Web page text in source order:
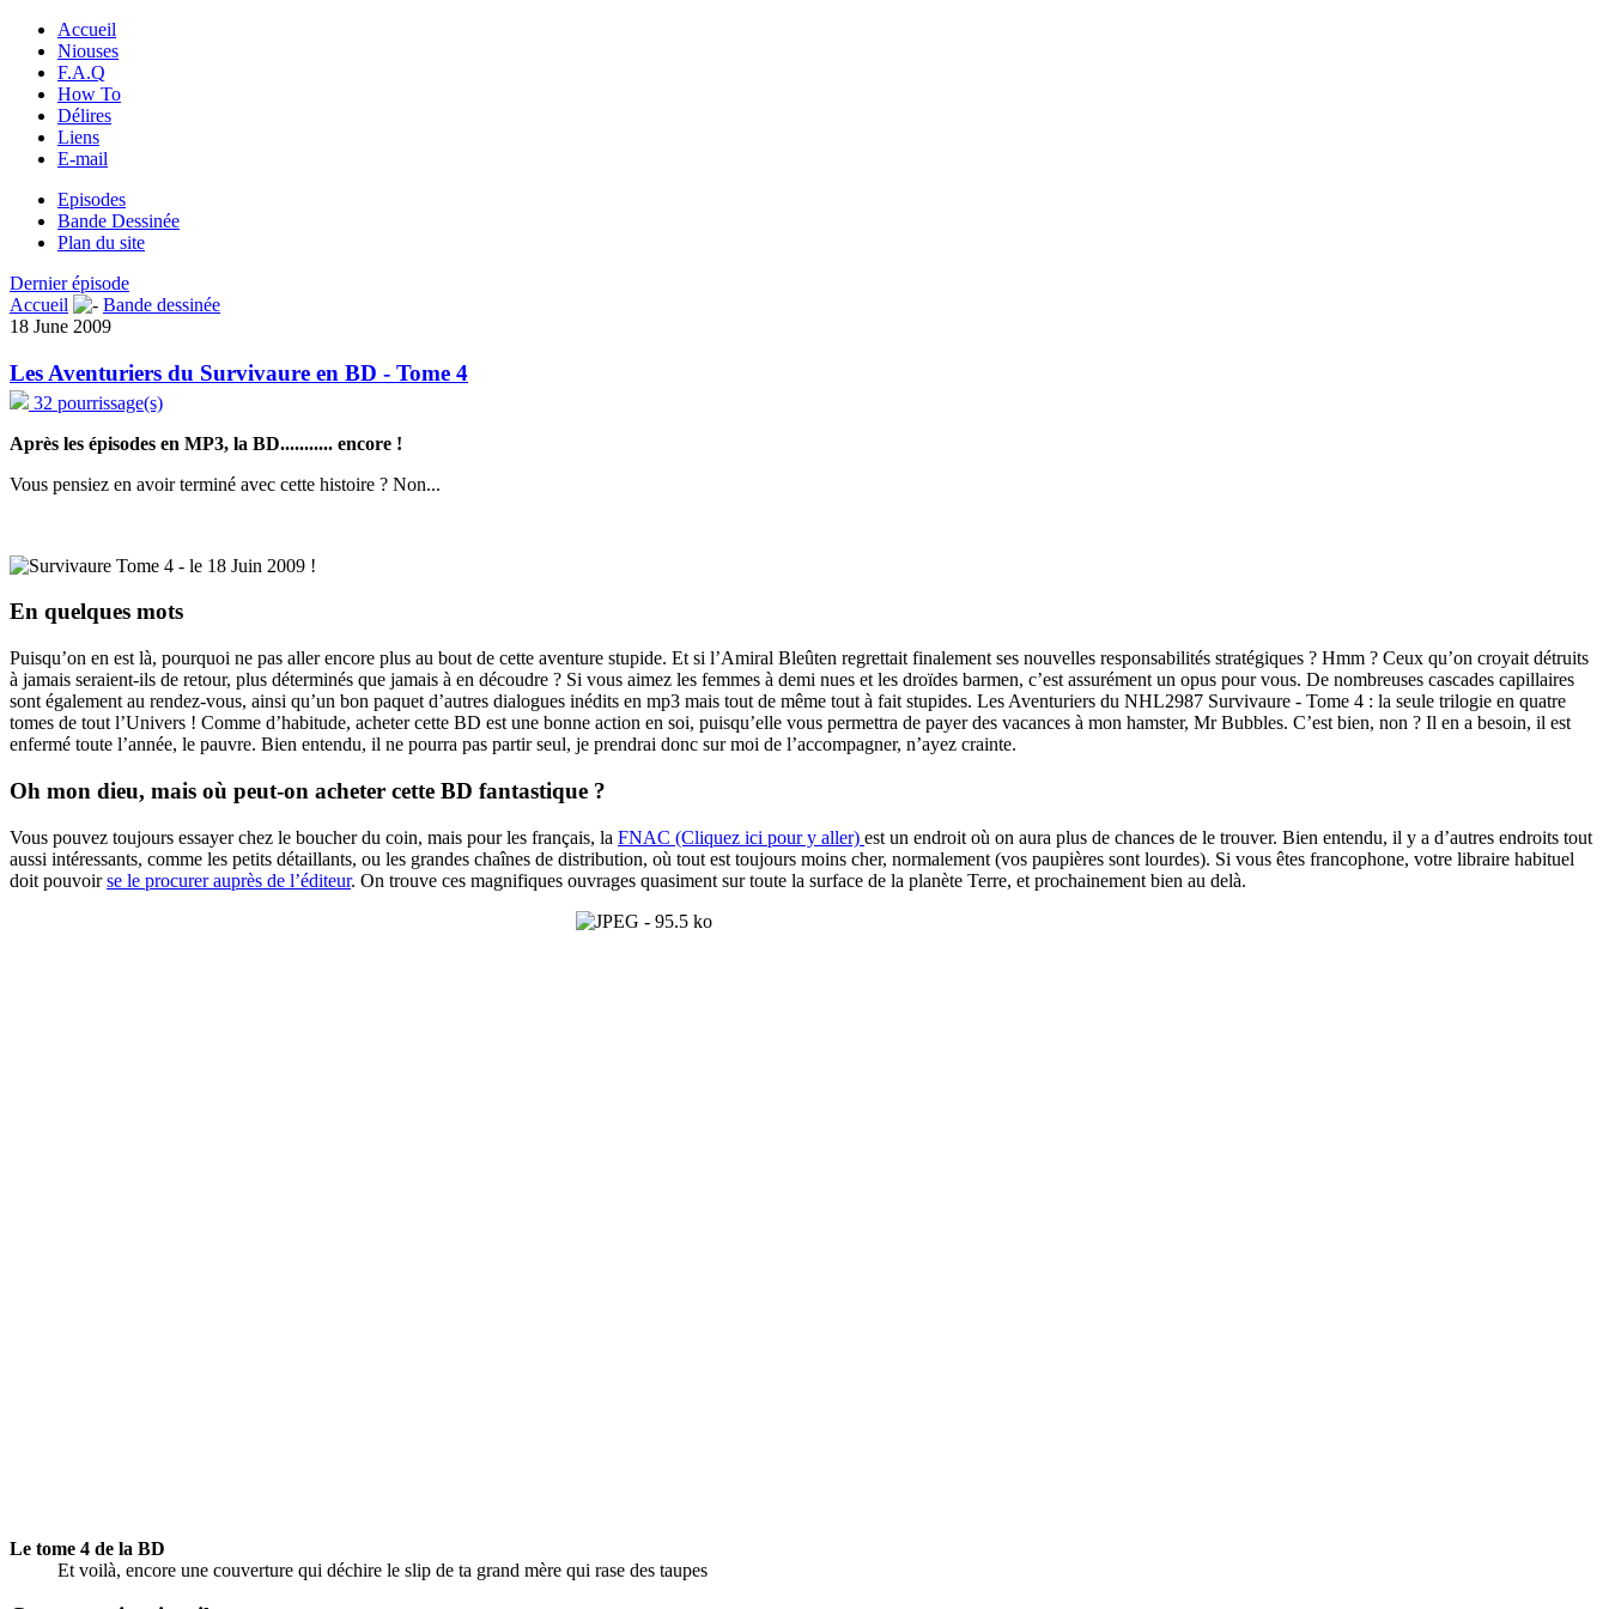
Accueil
Niouses
F.A.Q
How To
Délires
Liens
E-mail
Episodes
Bande Dessinée
Plan du site
Dernier épisode
Accueil
Bande dessinée
18 June 2009
Les Aventuriers du Survivaure en BD - Tome 4
32 pourrissage(s)
Après les épisodes en MP3, la BD........... encore !
Vous pensiez en avoir terminé avec cette histoire ? Non...
En quelques mots
Puisqu’on en est là, pourquoi ne pas aller encore plus au bout de cette aventure stupide. Et si l’Amiral Bleûten regrettait finalement ses nouvelles responsabilités stratégiques ? Hmm ? Ceux qu’on croyait détruits
à jamais seraient-ils de retour, plus déterminés que jamais à en découdre ? Si vous aimez les femmes à demi nues et les droïdes barmen, c’est assurément un opus pour vous. De nombreuses cascades capillaires
sont également au rendez-vous, ainsi qu’un bon paquet d’autres dialogues inédits en mp3 mais tout de même tout à fait stupides. Les Aventuriers du NHL2987 Survivaure - Tome 4 : la seule trilogie en quatre
tomes de tout l’Univers ! Comme d’habitude, acheter cette BD est une bonne action en soi, puisqu’elle vous permettra de payer des vacances à mon hamster, Mr Bubbles. C’est bien, non ? Il en a besoin, il est
enfermé toute l’année, le pauvre. Bien entendu, il ne pourra pas partir seul, je prendrai donc sur moi de l’accompagner, n’ayez crainte.
Oh mon dieu, mais où peut-on acheter cette BD fantastique ?
Vous pouvez toujours essayer chez le boucher du coin, mais pour les français, la FNAC (Cliquez ici pour y aller) est un endroit où on aura plus de chances de le trouver. Bien entendu, il y a d’autres endroits tout
aussi intéressants, comme les petits détaillants, ou les grandes chaînes de distribution, où tout est toujours moins cher, normalement (vos paupières sont lourdes). Si vous êtes francophone, votre libraire habituel
doit pouvoirse le procurer auprès de l’éditeur. On trouve ces magnifiques ouvrages quasiment sur toute la surface de la planète Terre, et prochainement bien au delà.
Le tome 4 de la BD
Et voilà, encore une couverture qui déchire le slip de ta grand mère qui rase des taupes